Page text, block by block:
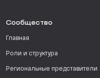
Сообщество
Главная
Роли и структура
Региональные представители